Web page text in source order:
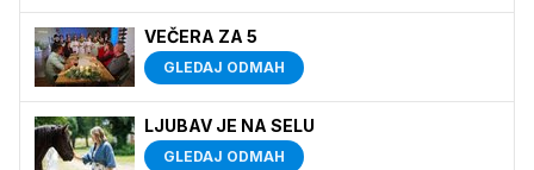
VEČERA ZA 5
GLEDAJ ODMAH
LJUBAV JE NA SELU
GLEDAJ ODMAH